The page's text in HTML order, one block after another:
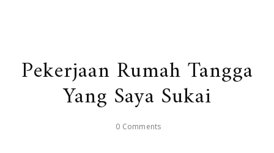
Pekerjaan Rumah Tangga
Yang Saya Sukai
0 Comments